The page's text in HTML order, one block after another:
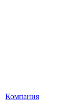
Компания